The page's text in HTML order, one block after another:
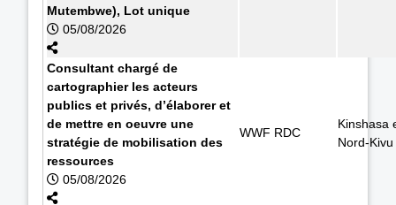
Mutembwe), Lot unique
05/08/2026
Consultant chargé de
cartographier les acteurs
publics et privés, d’élaborer et
de mettre en oeuvre une
stratégie de mobilisation des
ressources
05/08/2026
WWF RDC
Kinshasa
Nord-Kivu